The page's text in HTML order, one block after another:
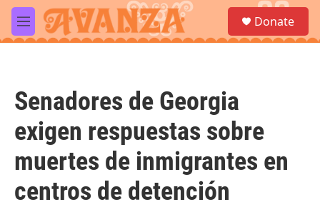
Skip to main content
M
e
a
Donate
Senadores de Georgia
exigen respuestas sobre
muertes de inmigrantes en
centros de detención